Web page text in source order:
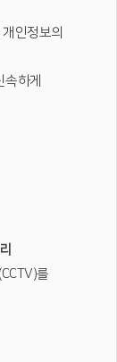
인정보의
하게
를